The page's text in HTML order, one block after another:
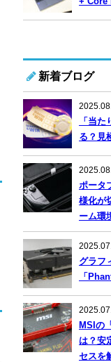
新着ブログ
「当
る？見
ポータ
様化が
ーム環
グラフ
「
MSIの
は？安
セスを